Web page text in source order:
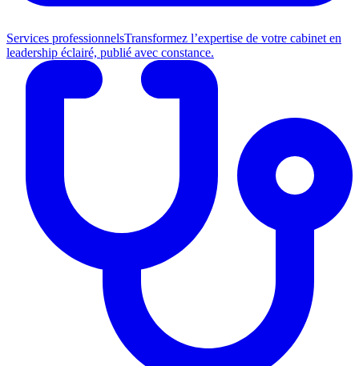
Services professionnelsTransformez l’expertise de votre cabinet en
leadership éclairé, publié avec constance.